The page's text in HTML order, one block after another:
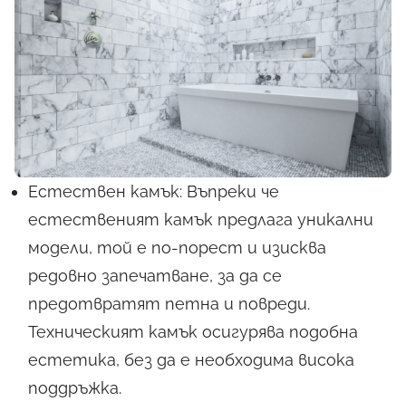
Естествен камък: Въпреки че
естественият камък предлага уникални
модели, той е по-порест и изисква
редовно запечатване, за да се
предотвратят петна и повреди.
Техническият камък осигурява подобна
естетика, без да е необходима висока
поддръжка.
Какво НЕзнаете за
архитектурата?
Разберете всички ТАЙНИот
нашето НАПЪЛНО
БЕЗПЛАТНО ръководство от
А до Я!